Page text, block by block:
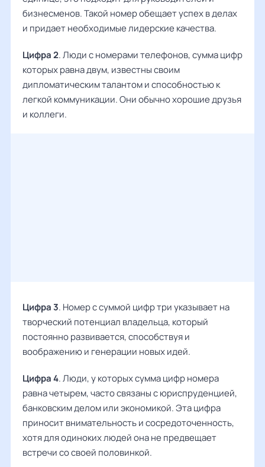
бизнесменов. Такой номер обещает успех в делах
и придает необходимые лидерские качества.
Цифра 2. Люди с номерами телефонов, сумма цифр
которых равна двум, известны своим
дипломатическим талантом и способностью к
легкой коммуникации. Они обычно хорошие друзья
и коллеги.
Цифра 3. Номер с суммой цифр три указывает на
творческий потенциал владельца, который
постоянно развивается, способствуя и
воображению и генерации новых идей.
Цифра 4. Люди, у которых сумма цифр номера
равна четырем, часто связаны с юриспруденцией,
банковским делом или экономикой. Эта цифра
приносит внимательность и сосредоточенность,
хотя для одиноких людей она не предвещает
встречи со своей половинкой.